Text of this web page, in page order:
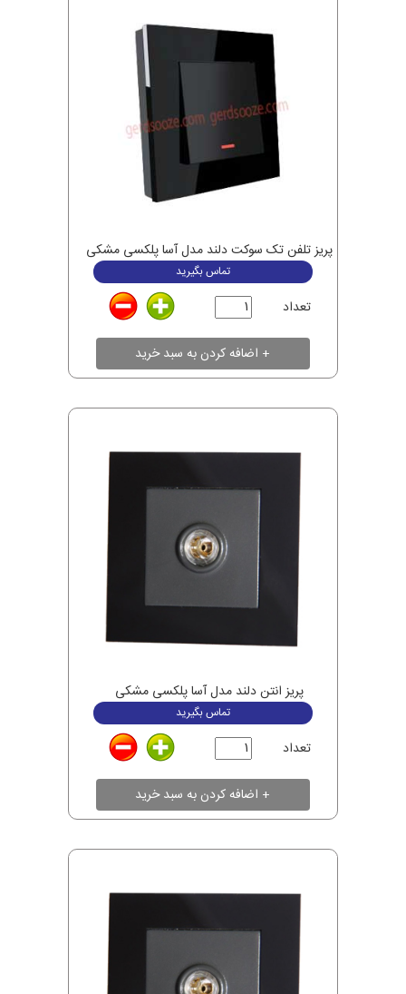
پریز تلفن تک سوکت دلند مدل آسا پلکسی مشکی
تماس بگیرید
تعداد
پریز انتن دلند مدل آسا پلکسی مشکی
تماس بگیرید
تعداد